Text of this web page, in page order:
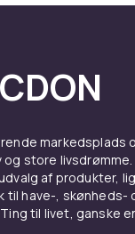
vores udvalg af
markedsplads
store
af produkter,
til have-, skønheds-
til livet, ganske